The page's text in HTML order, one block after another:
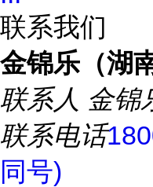
联系我们
金锦乐（湖
联系人 金锦
联系电话
同号)